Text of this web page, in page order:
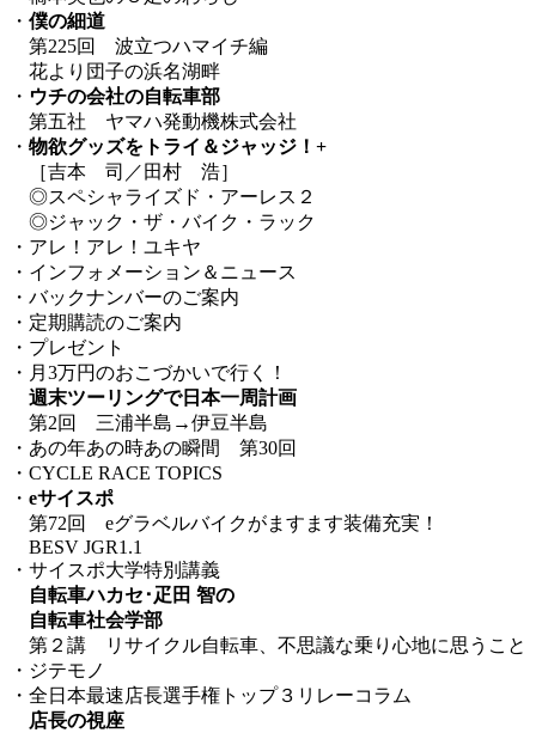
・ 僕の細道
第225回 波立つハマイチ編
花より団子の浜名湖畔
・ ウチの会社の自転車部
第五社 ヤマハ発動機株式会社
・ 物欲グッズをトライ＆ジャッジ！+
［吉本 司／田村 浩］
◎スペシャライズド・アーレス２
◎ジャック・ザ・バイク・ラック
・アレ！アレ！ユキヤ
・インフォメーション＆ニュース
・バックナンバーのご案内
・定期購読のご案内
・プレゼント
・月3万円のおこづかいで行く！
週末ツーリングで日本一周計画
第2回 三浦半島→伊豆半島
・あの年あの時あの瞬間 第30回
・CYCLE RACE TOPICS
・ eサイスポ
第72回 eグラベルバイクがますます装備充実！
BESV JGR1.1
・サイスポ大学特別講義
自転車ハカセ･疋田 智の
自転車社会学部
第２講 リサイクル自転車、不思議な乗り心地に思うこと
・ジテモノ
・全日本最速店長選手権トップ３リレーコラム
店長の視座